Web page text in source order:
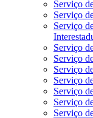
Serviço
Serviço
Serviço
Serviço
Serviço
Serviço
Serviço
Serviço
Serviço
Serviço